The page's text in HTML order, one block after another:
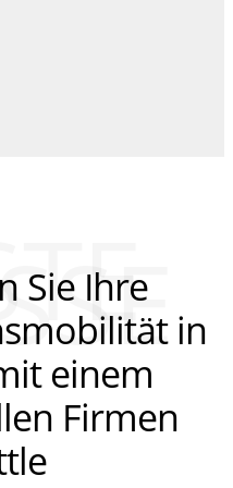
Sie Ihre
in
einem
Firmen